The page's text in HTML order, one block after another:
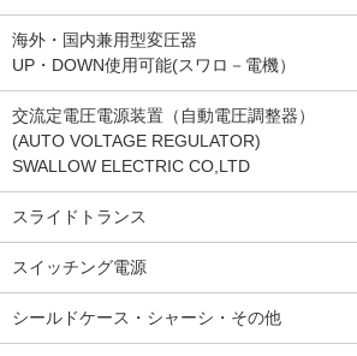
海外・国内兼用型変圧器
UP・DOWN使用可能(スワロ－電機）
交流定電圧電源装置（自動電圧調整器）
(AUTO VOLTAGE REGULATOR)
SWALLOW ELECTRIC CO,LTD
スライドトランス
スイッチング電源
シールドケース・シャーシ・その他